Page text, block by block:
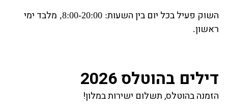
השוק פעיל בכל יום בין השעות: 8:00-20:00,
מלבד ימי
ראשון.
דילים בהוטלס 2026
הזמנה בהוטלס, תשלום ישירות במלון!